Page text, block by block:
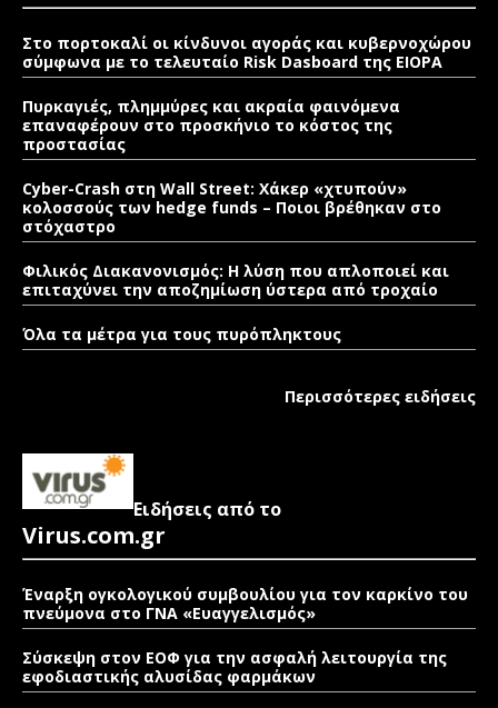
Στο πορτοκαλί οι κίνδυνοι αγοράς και κυβερνοχώρου
σύμφωνα με το τελευταίο Risk Dasboard της EIOPA
Πυρκαγιές, πλημμύρες και ακραία φαινόμενα
επαναφέρουν στο προσκήνιο το κόστος της
προστασίας
Cyber-Crash στη Wall Street: Χάκερ «χτυπούν»
κολοσσούς των hedge funds – Ποιοι βρέθηκαν στο
στόχαστρο
Φιλικός Διακανονισμός: Η λύση που απλοποιεί και
επιταχύνει την αποζημίωση ύστερα από τροχαίο
Όλα τα μέτρα για τους πυρόπληκτους
Περισσότερες ειδήσεις
Ειδήσεις από το
Virus.com.gr
Έναρξη ογκολογικού συμβουλίου για τον καρκίνο του
πνεύμονα στο ΓΝΑ «Ευαγγελισμός»
Σύσκεψη στον ΕΟΦ για την ασφαλή λειτουργία της
εφοδιαστικής αλυσίδας φαρμάκων